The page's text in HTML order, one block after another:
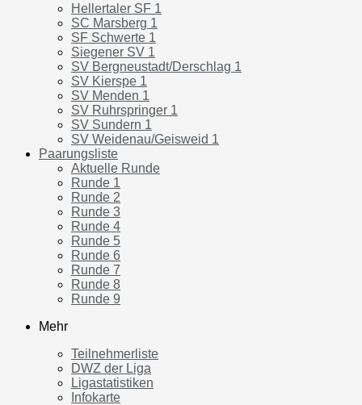
Hellertaler SF 1
SC Marsberg 1
SF Schwerte 1
Siegener SV 1
SV Bergneustadt/Derschlag 1
SV Kierspe 1
SV Menden 1
SV Ruhrspringer 1
SV Sundern 1
SV Weidenau/Geisweid 1
Paarungsliste
Aktuelle Runde
Runde 1
Runde 2
Runde 3
Runde 4
Runde 5
Runde 6
Runde 7
Runde 8
Runde 9
Mehr
Teilnehmerliste
DWZ der Liga
Ligastatistiken
Infokarte